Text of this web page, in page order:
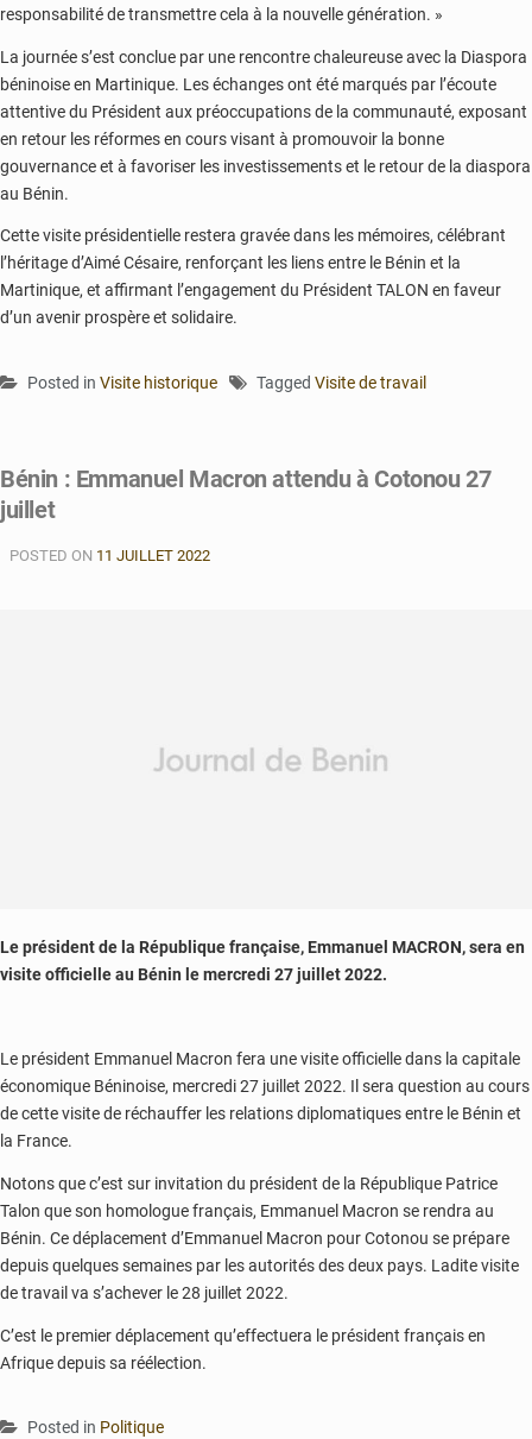
responsabilité de transmettre cela à la nouvelle génération. »
La journée s’est conclue par une rencontre chaleureuse avec la Diaspora
béninoise en Martinique. Les échanges ont été marqués par l’écoute
attentive du Président aux préoccupations de la communauté, exposant
en retour les réformes en cours visant à promouvoir la bonne
gouvernance et à favoriser les investissements et le retour de la diaspora
au Bénin.
Cette visite présidentielle restera gravée dans les mémoires, célébrant
l’héritage d’Aimé Césaire, renforçant les liens entre le Bénin et la
Martinique, et affirmant l’engagement du Président TALON en faveur
d’un avenir prospère et solidaire.
Posted in Visite historique Tagged Visite de travail
Bénin : Emmanuel Macron attendu à Cotonou 27
juillet
POSTED ON 11 JUILLET 2022
Le président de la République française, Emmanuel MACRON, sera en
visite officielle au Bénin le mercredi 27 juillet 2022.
Le président Emmanuel Macron fera une visite officielle dans la capitale
économique Béninoise, mercredi 27 juillet 2022. Il sera question au cours
de cette visite de réchauffer les relations diplomatiques entre le Bénin et
la France.
Notons que c’est sur invitation du président de la République Patrice
Talon que son homologue français, Emmanuel Macron se rendra au
Bénin. Ce déplacement d’Emmanuel Macron pour Cotonou se prépare
depuis quelques semaines par les autorités des deux pays. Ladite visite
de travail va s’achever le 28 juillet 2022.
C’est le premier déplacement qu’effectuera le président français en
Afrique depuis sa réélection.
Posted in Politique